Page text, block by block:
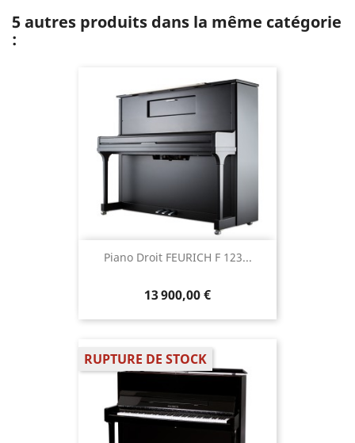
5 autres produits dans la même catégorie
:
Piano Droit FEURICH F 123...
13 900,00 €
RUPTURE DE STOCK